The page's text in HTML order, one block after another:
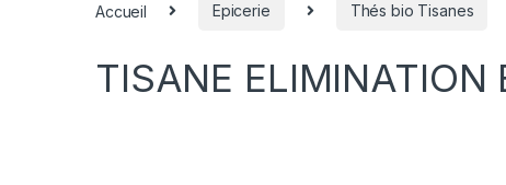
Accueil Epicerie Thés bio Tisanes
TISANE ELIMINATION